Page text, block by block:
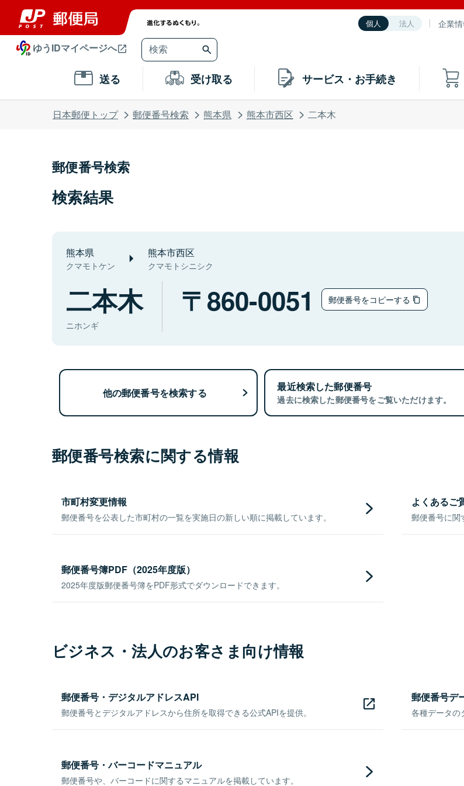
個人 法人 企業
ゆうIDマイページへ
送る 受け取る サービス・お手続き
日本郵便トップ 郵便番号検索 熊本県 熊本市西区 二本木
郵便番号検索
検索結果
熊本県
クマモトケン
熊本市西区
クマモトシニシク
二本木
ニホンギ
860-0051 郵便番号をコピーする
他の郵便番号を検索する 最近検索した郵便番号
過去に検索した郵便番号をご覧いただけます。
郵便番号検索に関する情報
市町村変更情報
郵便番号を公表した市町村の一覧を実施日の新しい順に掲載しています。
よくあるご
郵便番号に関
郵便番号簿PDF（2025年度版）
2025年度版郵便番号簿をPDF形式でダウンロードできます。
ビジネス・法人のお客さま向け情報
郵便番号・デジタルアドレスAPI
郵便番号とデジタルアドレスから住所を取得できる公式APIを提供。
郵便番号デ
各種データの
郵便番号・バーコードマニュアル
郵便番号や、バーコードに関するマニュアルを掲載しています。